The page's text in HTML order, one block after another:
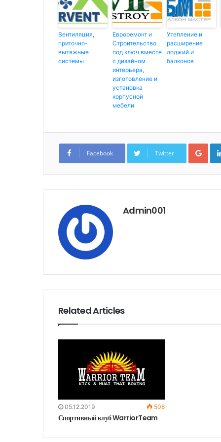
Вентиляция,
приточно-
вытяжные
системы
Евроремонт и
Строительство
под ключ вместе
с дизайном
интерьера,
изготовление и
установка
корпусной
мебели
Утепление и
расширение
лоджий и
балконов
Facebook Twitter
G
g
+
Admin001
Related Articles
05.12.2019 508
Спортивный клуб WarriorTeam